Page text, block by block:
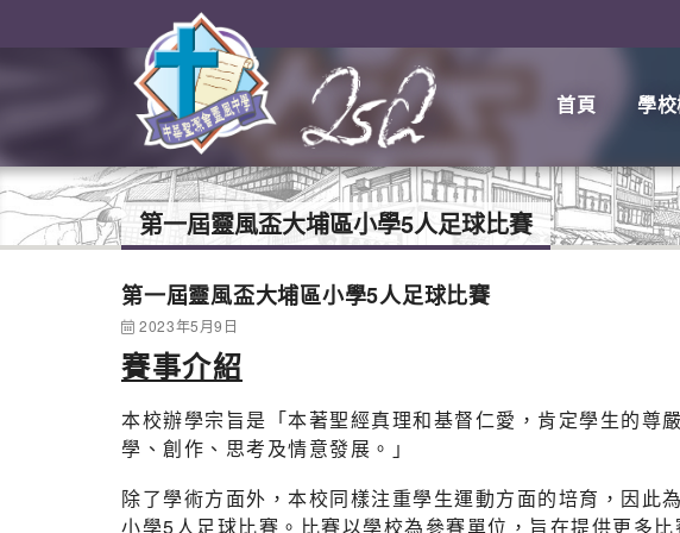
首頁 學
第一屆靈風盃大埔區小學5人足球比賽
第一屆靈風盃大埔區小學5人足球比賽
2023年5月9日
賽事介紹
本校辦學宗旨是「本著聖經真理和基督仁愛，肯定學生的尊
學、創作、思考及情意發展。」
除了學術方面外，本校同樣注重學生運動方面的培育，因
小學5人足球比賽。比賽以學校為參賽單位，旨在提供更多